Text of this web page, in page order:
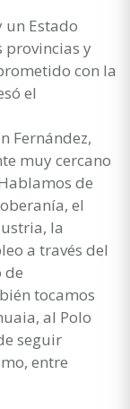
un Estado
provincias y
con la
el
Fernández,
muy cercano
de
el
la
a través del
de
tocamos
al Polo
seguir
entre